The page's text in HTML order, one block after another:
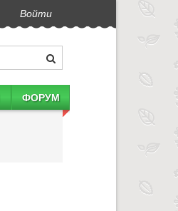
Войти
ФОРУМ